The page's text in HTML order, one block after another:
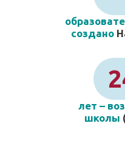
создано
лет –
школы